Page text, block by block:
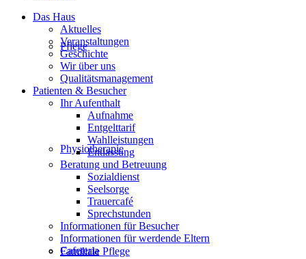
Pflege
Physiotherapie
Familiale Pflege
Das Haus
Aktuelles
Veranstaltungen
Geschichte
Wir über uns
Qualitätsmanagement
Patienten & Besucher
Ihr Aufenthalt
Aufnahme
Entgelttarif
Wahlleistungen
Entlassung
Beratung und Betreuung
Sozialdienst
Seelsorge
Trauercafé
Sprechstunden
Informationen für Besucher
Informationen für werdende Eltern
Cafeteria